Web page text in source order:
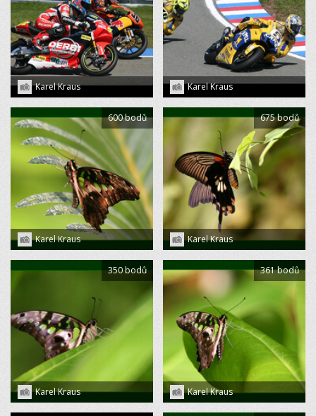
Karel Kraus Karel Kraus
Karel Kraus
600 bodů
Karel Kraus
675 bodů
Karel Kraus
350 bodů
Karel Kraus
361 bodů